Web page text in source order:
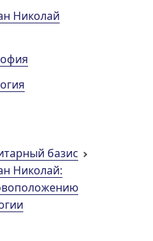
Николай
базис
Николай: